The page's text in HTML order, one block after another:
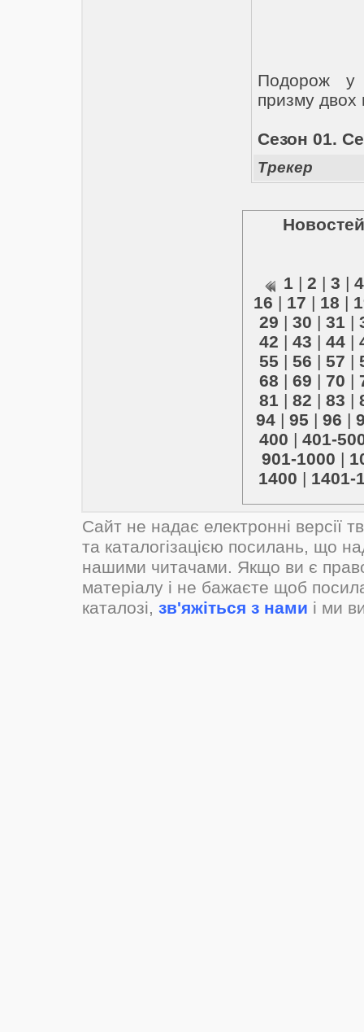
Подорож у
призму двох
Сезон 01.
Трекер
1 | 2 | 3 | 4
16 | 17 | 18 |
29 | 30 | 31 |
42 | 43 | 44|
55 | 56 | 57 |
68 | 69 | 70 |
81 | 82 | 83 |
94 | 95 | 96 |
400 | 401-
901-1000 |
1400 | 1401-
Сайт не надає електронні версії
та каталогізацією посилань, що
нашими читачами. Якщо ви є
матеріалу і не бажаєте щоб
каталозі, зв'яжіться з нами і ми